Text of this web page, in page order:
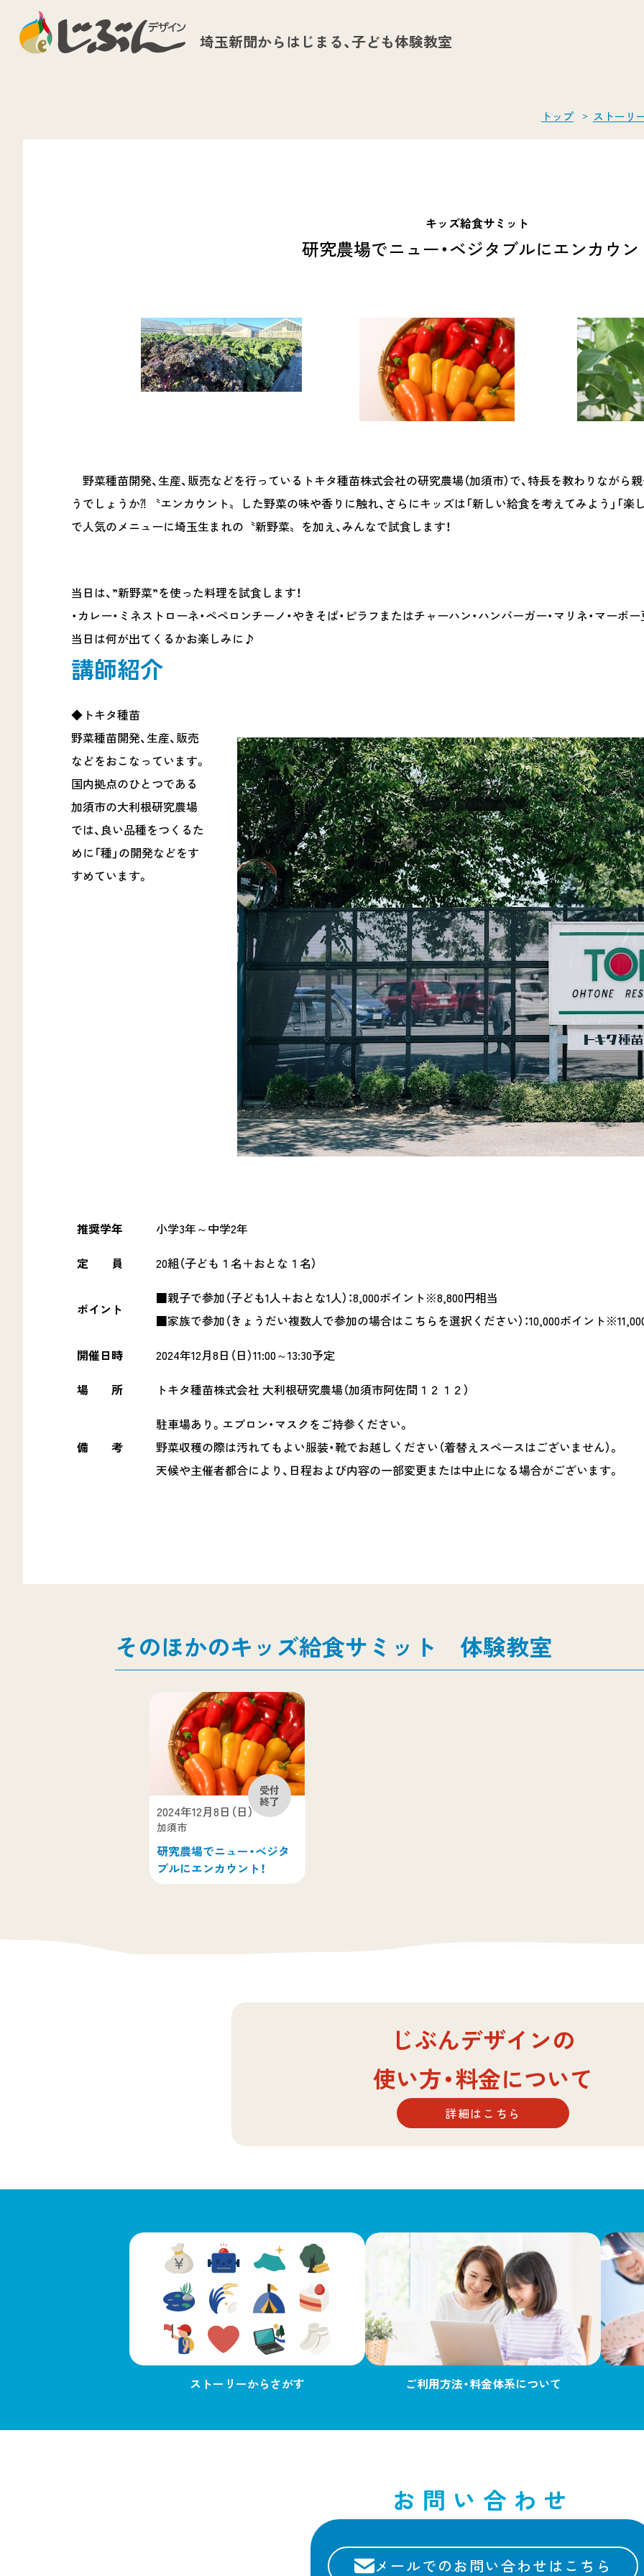
埼玉新聞からはじまる、子ども体験教室
トップ ストーリ
キッズ給食サミット
研究農場でニュー・ベジタブルにエンカウン
野菜種苗開発、生産、販売などを行っているトキタ種苗株式会社の研究農場（加須市）で、特長を教わりなが
うでしょうか⁈ 〝エンカウント〟した野菜の味や香りに触れ、さらにキッズは「新しい給食を考えてみよう」「
で人気のメニューに埼玉生まれの〝新野菜〟を加え、みんなで試食します！
当日は、”新野菜”を使った料理を試食します！
・カレー・ミネストローネ・ペペロンチーノ・やきそば・ピラフまたはチャーハン・ハンバーガー・マリネ・マーボ
当日は何が出てくるかお楽しみに♪
講師紹介
◆トキタ種苗
野菜種苗開発、生産、販売
などをおこなっています。
国内拠点のひとつである
加須市の大利根研究農場
では、良い品種をつくるた
めに「種」の開発などをす
すめています。
推奨学年
小学3年～中学2年
定 員
20組（子ども１名＋おとな１名）
ポイント
■親子で参加（子ども1人+おとな1人）：8,000ポイント※8,800円相当
■家族で参加（きょうだい複数人で参加の場合はこちらを選択ください）：10,000ポイント
開催日時
2024年12月8日（日）11:00～13:30予定
場 所
トキタ種苗株式会社 大利根研究農場（加須市阿佐間１２１２）
備 考
駐車場あり。エプロン・マスクをご持参ください。
野菜収穫の際は汚れてもよい服装・靴でお越しください（着替えスペースはございません）。
天候や主催者都合により、日程および内容の一部変更または中止になる場合がございます。
そのほかのキッズ給食サミット 体験教室
2024年12月8日（日）
加須市
研究農場でニュー・ベジタ
ブルにエンカウント！
じぶんデザインの
使い方・料金について
詳細はこちら
ストーリーからさがす ご利用方法・料金体系について
お問い合わせ
メールでの お問い合わせはこちら